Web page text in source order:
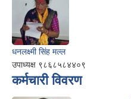
धनलक्ष्मी सिंह मल्ल
उपाध्यक्ष ९८६८५८४४०९
कर्मचारी विवरण